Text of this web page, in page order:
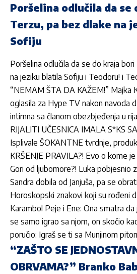
Poršelina odlučila da se
Terzu, pa bez dlake na
Sofiju
Poršelina odlučila da se do kraja
na jeziku blatila Sofiju i Teodoru! i
“NEMAM ŠTA DA KAŽEM!” Majka
oglasila za Hype TV nakon navoda
intimna sa članom obezbjeđenja u
RIJALITI UČESNICA IMALA S*KS
Isplivale ŠOKANTNE tvrdnje,
KRŠENJE PRAVILA?! Evo o kome
Gori od ljubomore?! Luka pobjesnio
Sandra dobila od Janjuša, pa se
Horoskopski znakovi koji su rođeni
Karambol Peje i Ene: Ona smatra
se samo igrao sa njom, on skočio
poručio: Igraš se ti sa Munjinom
“ZAŠTO SE
OBRVAMA?” Branko